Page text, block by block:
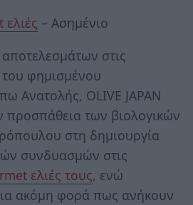
– Ασημένιο
στις
του φημισμένου
Ανατολής, OLIVE JAPAN
προσπάθεια των βιολογικών
στη δημιουργία
συνδυασμών στις
ελιές τους, ενώ
ακόμη φορά πως ανήκουν